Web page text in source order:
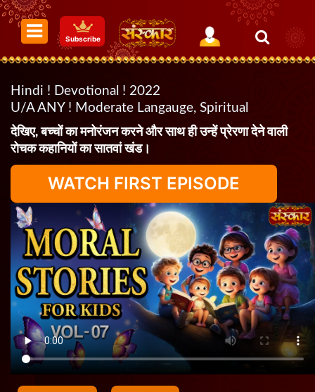
Subscribe
Hindi ! Devotional ! 2022
U/A ANY ! Moderate Langauge, Spiritual
देखिए, बच्चों का मनोरंजन करने और साथ ही उन्हें प्रेरणा देने वाली
रोचक कहानियों का सातवां खंड।
WATCH FIRST EPISODE